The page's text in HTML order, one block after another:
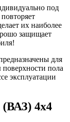
под
их наиболее
защищает
для
пола
эксплуатации
(ВАЗ) 4x4